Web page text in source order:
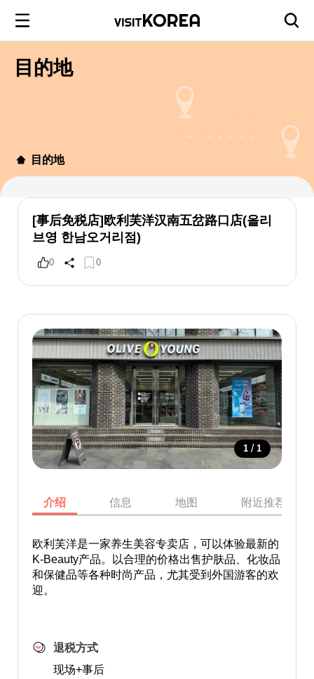
目的地
目的地
[事后免税店]欧利芙洋汉南五岔路口店(올리
브영 한남오거리점)
0 0
1 / 1
介绍 信息 地图 附近推荐景点
欧利芙洋是一家养生美容专卖店，可以体验最新的
K-Beauty产品。以合理的价格出售护肤品、化妆品
和保健品等各种时尚产品，尤其受到外国游客的欢
迎。
退税方式
现场+事后